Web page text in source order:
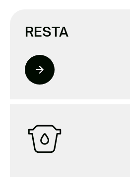
RESTA